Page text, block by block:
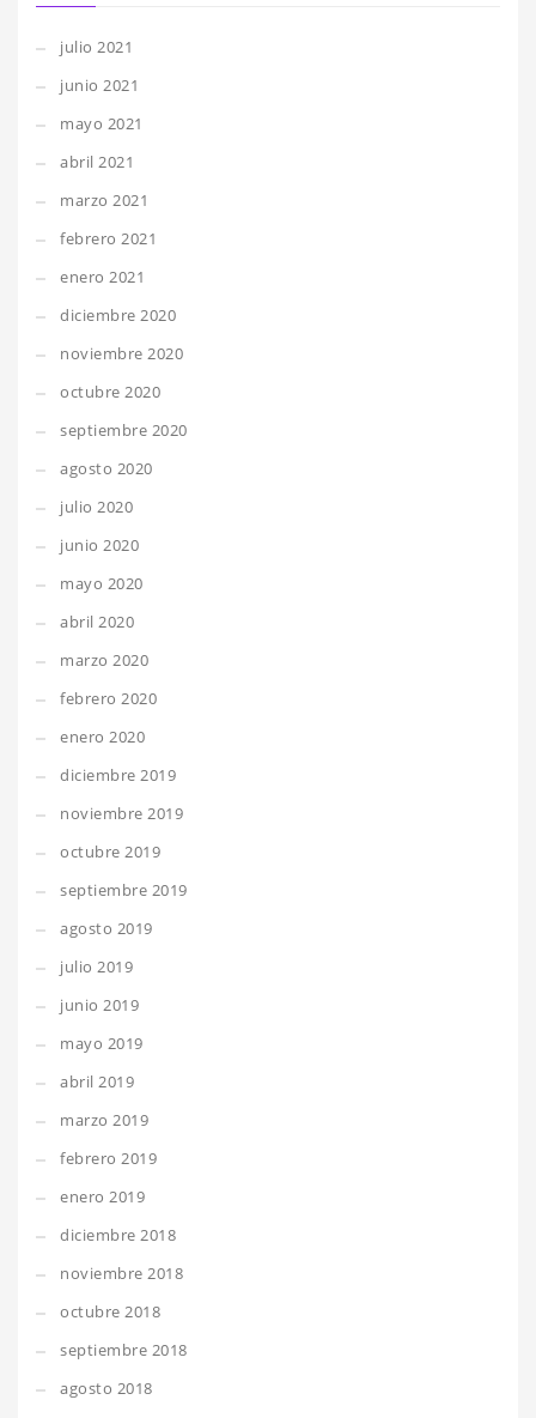
julio 2021
junio 2021
mayo 2021
abril 2021
marzo 2021
febrero 2021
enero 2021
diciembre 2020
noviembre 2020
octubre 2020
septiembre 2020
agosto 2020
julio 2020
junio 2020
mayo 2020
abril 2020
marzo 2020
febrero 2020
enero 2020
diciembre 2019
noviembre 2019
octubre 2019
septiembre 2019
agosto 2019
julio 2019
junio 2019
mayo 2019
abril 2019
marzo 2019
febrero 2019
enero 2019
diciembre 2018
noviembre 2018
octubre 2018
septiembre 2018
agosto 2018